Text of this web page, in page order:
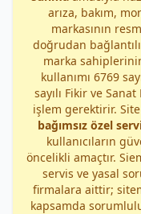
arıza, bakım,
markasının
doğrudan
marka
kullanımı 6769
sayılı Fikir ve
işlem gerektirir.
bağımsız özel
kullanıcıların
öncelikli amaçtır.
servis ve yasal
firmalara aittir;
kapsamda